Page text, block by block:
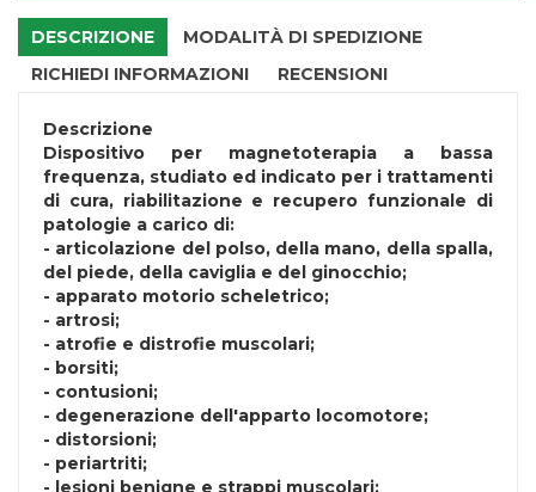
DESCRIZIONE
MODALITÀ DI SPEDIZIONE
RICHIEDI INFORMAZIONI
RECENSIONI
Descrizione
Dispositivo per magnetoterapia a bassa
frequenza, studiato ed indicato per i trattamenti
di cura, riabilitazione e recupero funzionale di
patologie a carico di:
- articolazione del polso, della mano, della spalla,
del piede, della caviglia e del ginocchio;
- apparato motorio scheletrico;
- artrosi;
- atrofie e distrofie muscolari;
- borsiti;
- contusioni;
- degenerazione dell'apparto locomotore;
- distorsioni;
- periartriti;
- lesioni benigne e strappi muscolari;